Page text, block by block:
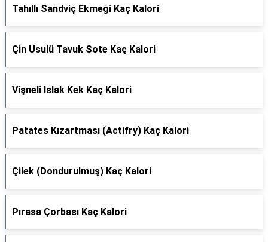
Tahıllı Sandviç Ekmeği Kaç Kalori
Çin Usulü Tavuk Sote Kaç Kalori
Vişneli Islak Kek Kaç Kalori
Patates Kızartması (Actifry) Kaç Kalori
Çilek (Dondurulmuş) Kaç Kalori
Pırasa Çorbası Kaç Kalori